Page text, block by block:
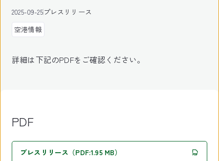
2025-09-25プレスリリース
空港情報
詳細は下記のPDFをご確認ください。
PDF
プレスリリース（PDF:1.95 MB）